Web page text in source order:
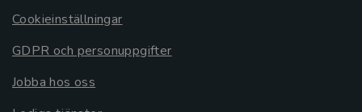
Cookieinställningar
GDPR och personuppgifter
Jobba hos oss